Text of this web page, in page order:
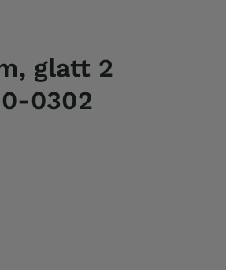
glatt 2
0302